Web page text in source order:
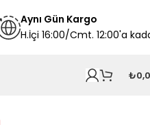
Aynı Gün Kargo
H.İçi 16:00/Cmt. 12:00'a
₺